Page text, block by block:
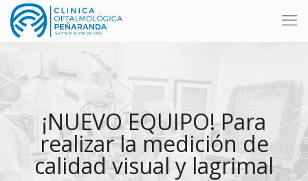
¡NUEVO EQUIPO! Para
realizar la medición de
calidad visual y lagrimal